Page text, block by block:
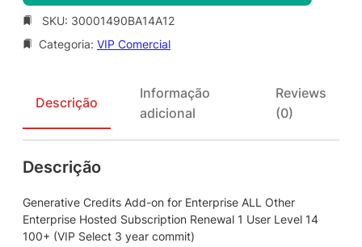
SKU: 30001490BA14A12
Categoria: VIP Comercial
Descrição
Informação
adicional
Reviews
(0)
Descrição
Generative Credits Add-on for Enterprise ALL Other
Enterprise Hosted Subscription Renewal 1 User Level 14
100+ (VIP Select 3 year commit)